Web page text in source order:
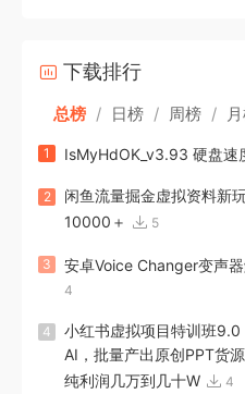
下载排行
总榜 / 日榜 / 周榜 /
1 IsMyHdOK_v3.93 硬盘速
2
闲鱼流量掘金虚拟资料新
10000＋
5
3 安卓Voice Changer变声
4
4
小红书虚拟项目特训班9.0
AI，批量产出原创PPT货
纯利润几万到几十W
4